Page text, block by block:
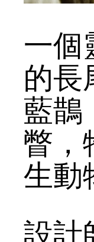
一個
的長
藍鵲
瞥，
生動
設計